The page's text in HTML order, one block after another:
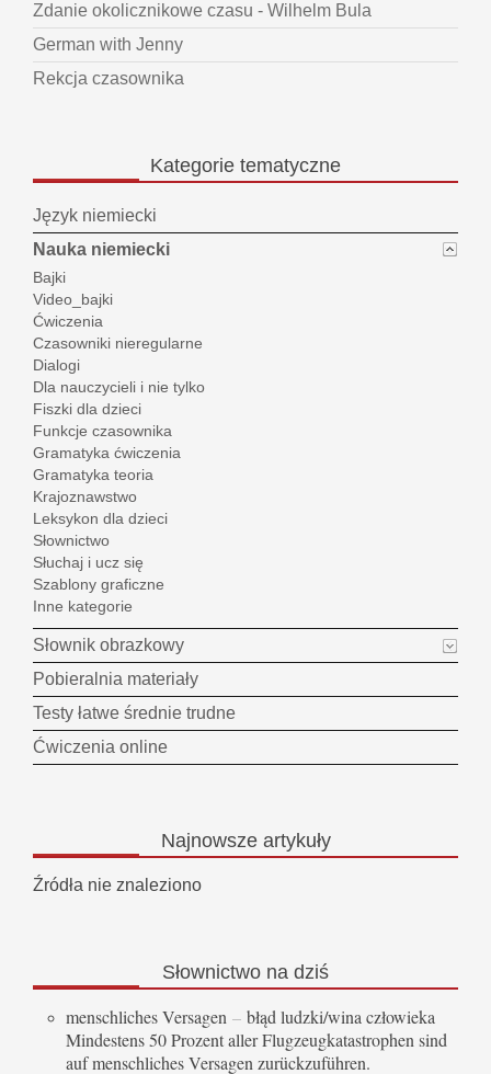
Zdanie okolicznikowe czasu - Wilhelm Bula
German with Jenny
Rekcja czasownika
Kategorie tematyczne
Język niemiecki
Nauka niemiecki
Bajki
Video_bajki
Ćwiczenia
Czasowniki nieregularne
Dialogi
Dla nauczycieli i nie tylko
Fiszki dla dzieci
Funkcje czasownika
Gramatyka ćwiczenia
Gramatyka teoria
Krajoznawstwo
Leksykon dla dzieci
Słownictwo
Słuchaj i ucz się
Szablony graficzne
Inne kategorie
Słownik obrazkowy
Pobieralnia materiały
Testy łatwe średnie trudne
Ćwiczenia online
Najnowszeartykuły
Źródła nie znaleziono
Słownictwo na dziś
menschliches Versagen – błąd ludzki/wina człowieka
Mindestens 50 Prozent aller Flugzeugkatastrophen sind
auf menschliches Versagen zurückzuführen.